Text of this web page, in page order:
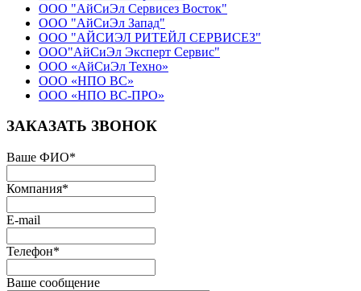
ООО "АйСиЭл Сервисез Восток"
ООО "АйСиЭл Запад"
ООО "АЙСИЭЛ РИТЕЙЛ СЕРВИСЕЗ"
ООО"АйСиЭл Эксперт Сервис"
ООО «АйСиЭл Техно»
ООО «НПО ВС»
ООО «НПО ВС-ПРО»
ЗАКАЗАТЬ ЗВОНОК
Ваше ФИО*
Компания*
E-mail
Телефон*
Ваше сообщение